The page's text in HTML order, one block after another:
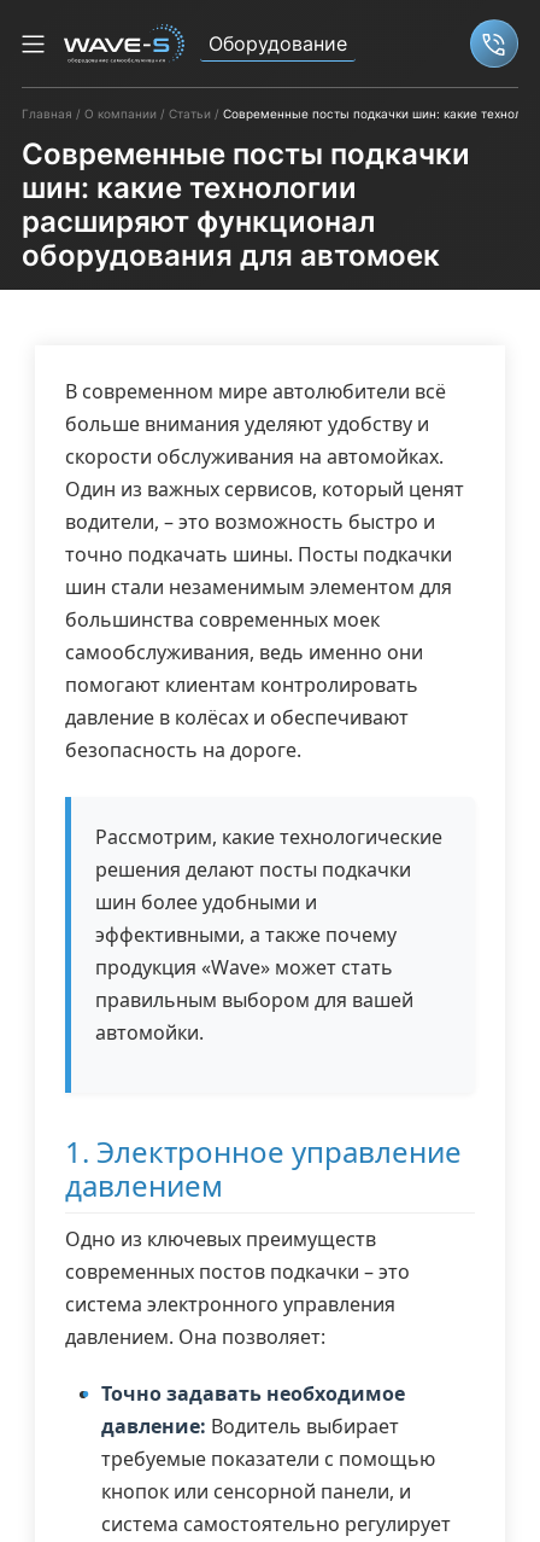
Оборудование
Главная О компании Статьи Современные посты подкачки шин: какие
Современные посты подкачки
шин: какие технологии
расширяют функционал
оборудования для автомоек
В современном мире автолюбители всё
больше внимания уделяют удобству и
скорости обслуживания на автомойках.
Один из важных сервисов, который ценят
водители, – это возможность быстро и
точно подкачать шины. Посты подкачки
шин стали незаменимым элементом для
большинства современных моек
самообслуживания, ведь именно они
помогают клиентам контролировать
давление в колёсах и обеспечивают
безопасность на дороге.
Рассмотрим, какие технологические
решения делают посты подкачки
шин более удобными и
эффективными, а также почему
продукция «Wave» может стать
правильным выбором для вашей
автомойки.
1. Электронное управление
давлением
Одно из ключевых преимуществ
современных постов подкачки – это
система электронного управления
давлением. Она позволяет:
Точно задавать необходимое
давление: Водитель выбирает
требуемые показатели с помощью
кнопок или сенсорной панели, и
система самостоятельно регулирует